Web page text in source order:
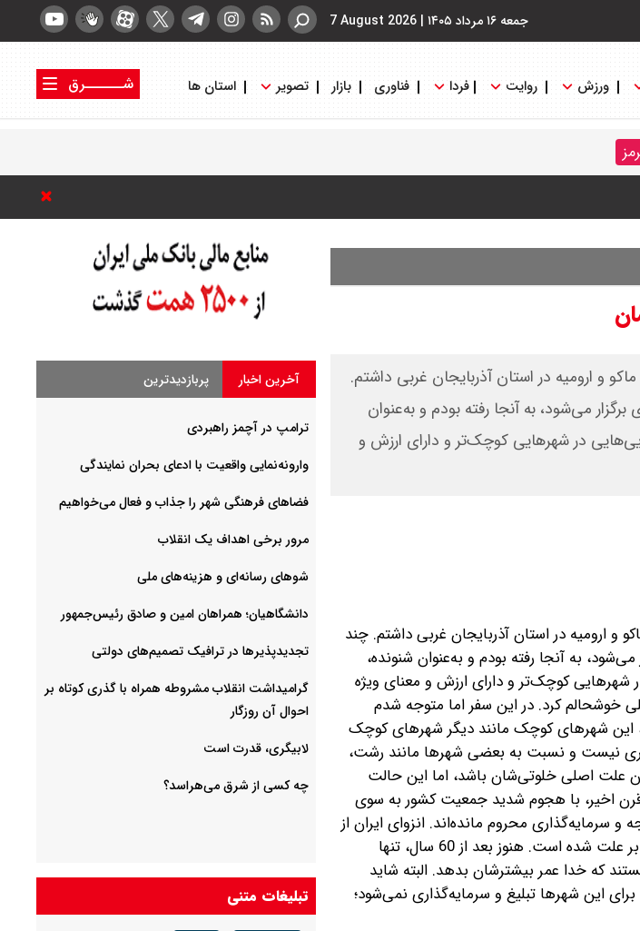
جمعه ۱۶ مرداد ۱۴۰۵ |
7 August 2026
ورزش روایت فردا فناوری بازار تصویر استان ها
شــــــرق
و ارومیه در استان آذربایجان غربی داشتم.
می‌شود، به آنجا رفته بودم و به‌عنوان
در شهرهایی کوچک‌تر و دارای ارزش و
ارومیه در استان آذربایجان غربی داشتم. چند
به آنجا رفته بودم و به‌عنوان شنونده،
کوچک‌تر و دارای ارزش و معنای ویژه
خوشحالم کرد. در این سفر اما متوجه شدم‌
این شهرهای کوچک‌ مانند دیگر شهرهای کوچک
نیست و نسبت به بعضی شهرها مانند رشت،
علت اصلی خلوتی‌شان باشد، اما این حالت
اخیر، با هجوم شدید جمعیت کشور به سوی
محروم مانده‌اند. انزوای ایران از
جهان به لحاظ ارتباطات اقتصادی و اجتماعی از‌جمله گردشگری و توریسم خارجی نیز مزید بر علت شده است. هنوز بعد از 60 سال، تنها
که خدا عمر بیشترشان بدهد. البته شاید
این شهرها تبلیغ و سرمایه‌گذاری نمی‌شود؛
آخرین اخبار پربازدیدترین
ترامپ در آچمز راهبردی
وارونه‌نمایی واقعیت با ادعای بحران نمایندگی
فضا‌های فرهنگی شهر را جذاب و فعال می‌‌خواهیم
مرور برخی اهداف یک انقلاب
شوهای رسانه‌ای و هزینه‌های ملی
دانشگاهیان؛ همراهان امین و صادق رئیس‌جمهور
تجدیدپذیرها در ترافیک تصمیم‌های دولتی
گرامیداشت انقلاب مشروطه همراه با گذری کوتاه بر
احوال آن روزگار
لابیگری، قدرت است
چه کسی از شرق می‌هراسد؟
تبلیغات متنی